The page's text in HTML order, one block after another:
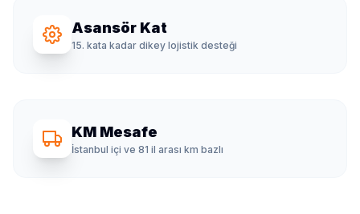
Asansör Kat
15. kata kadar dikey lojistik desteği
KM Mesafe
İstanbul içi ve 81 il arası km bazlı